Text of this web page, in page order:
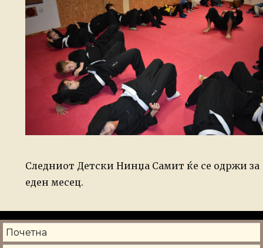
Следниот Детски Нинџа Самит ќе се одржи за
еден месец.
Почетна